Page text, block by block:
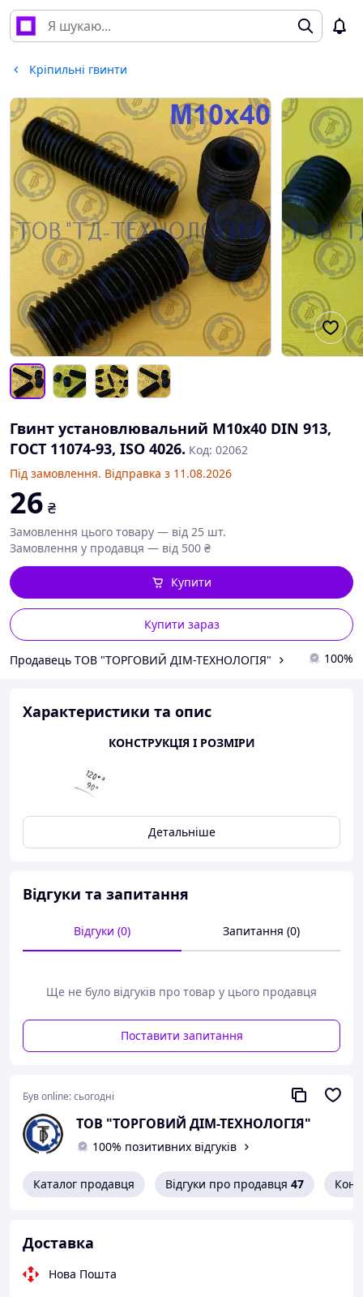
Кріпильні гвинти
Гвинт установлювальний М10х40 DIN 913,
ГОСТ 11074-93, ISO 4026. Код: 02062
Під замовлення. Відправка з 11.08.2026
26 ₴
Замовлення цього товару — від 25 шт.
Замовлення у продавця — від 500 ₴
Купити зараз
Купити
Продавець ТОВ "ТОРГОВИЙ ДІМ-ТЕХНОЛОГІЯ" 100%
Характеристики та опис
КОНСТРУКЦІЯ І РОЗМІРИ
Детальніше
Відгуки та запитання
Відгуки (0) Запитання (0)
Ще не було відгуків про товар у цього продавця
Поставити запитання
Був online:сьогодні
ТОВ "ТОРГОВИЙ ДІМ-ТЕХНОЛОГІЯ"
100% позитивних відгуків
Каталог продавця Відгуки про продавця 47
Доставка
Нова Пошта